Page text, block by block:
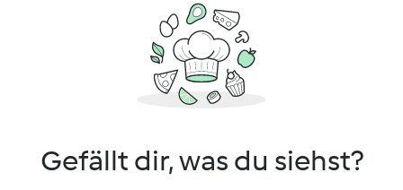
Gefällt dir, was du siehst?